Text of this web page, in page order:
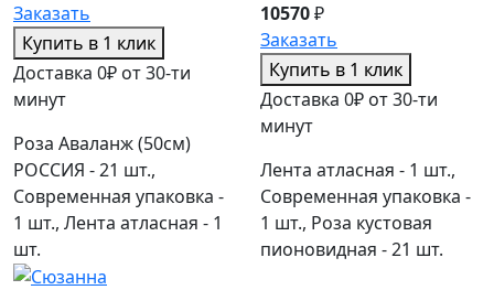
Заказать
Купить в 1 клик
Доставка 0₽ от 30-ти
минут
Роза Аваланж (50см)
РОССИЯ - 21 шт.,
Современная упаковка -
1 шт., Лента атласная - 1
шт.
10570₽
Заказать
Купить в 1 клик
Доставка 0₽ от 30-ти
минут
Лента атласная - 1 шт.,
Современная упаковка -
1 шт., Роза кустовая
пионовидная - 21 шт.